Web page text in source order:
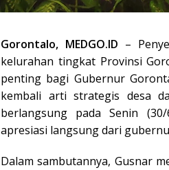
Gorontalo, MEDGO.ID –
kelurahan tingkat Provinsi
penting bagi Gubernur
kembali arti strategis desa
berlangsung pada Senin
apresiasi langsung dari
Dalam sambutannya, Gusnar